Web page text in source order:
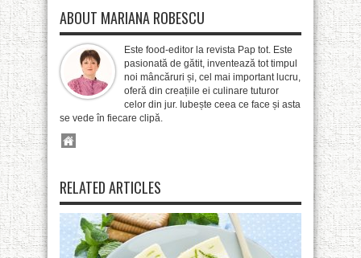
ABOUT MARIANA ROBESCU
Este food-editor la revista Pap tot. Este
pasionată de gătit, inventează tot timpul
noi mâncăruri și, cel mai important lucru,
oferă din creațiile ei culinare tuturor
celor din jur. Iubește ceea ce face și asta
se vede în fiecare clipă.
RELATED ARTICLES